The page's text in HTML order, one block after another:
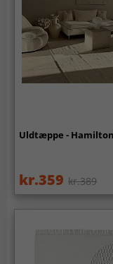
Uldtæppe -
kr.359 kr.389